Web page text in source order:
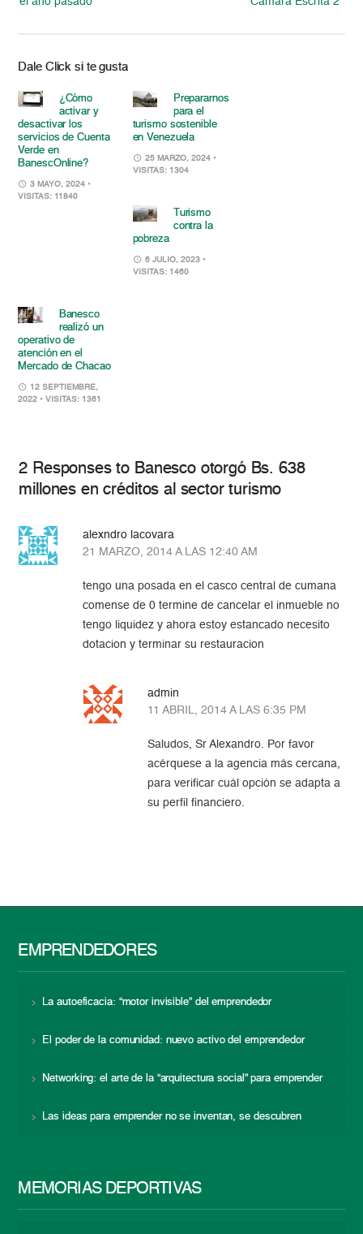
Dale Click si te gusta
¿Cómo
activar y
desactivar los
servicios de Cuenta
Verde en
BanescOnline?
3 MAYO, 2024 •
VISITAS: 11840
Prepararnos
para el
turismo sostenible
en Venezuela
25 MARZO, 2024 •
VISITAS: 1304
Turismo
contra la
pobreza
6 JULIO, 2023 •
VISITAS: 1460
Banesco
realizó un
operativo de
atención en el
Mercado de Chacao
12 SEPTIEMBRE,
2022 • VISITAS: 1361
2 Responses to Banesco otorgó Bs. 638
millones en créditos al sector turismo
alexndro lacovara
21 MARZO, 2014 A LAS 12:40 AM
tengo una posada en el casco central de cumana
comense de 0 termine de cancelar el inmueble no
tengo liquidez y ahora estoy estancado necesito
dotacion y terminar su restauracion
admin
11 ABRIL, 2014 A LAS 6:35 PM
Saludos, Sr Alexandro. Por favor
acérquese a la agencia más cercana,
para verificar cuál opción se adapta a
su perfil financiero.
EMPRENDEDORES
La autoeficacia: “motor invisible” del emprendedor
El poder de la comunidad: nuevo activo del emprendedor
Networking: el arte de la “arquitectura social” para emprender
Las ideas para emprender no se inventan, se descubren
MEMORIAS DEPORTIVAS